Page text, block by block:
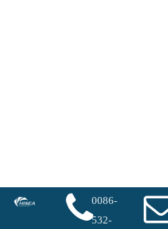
0086-
532-